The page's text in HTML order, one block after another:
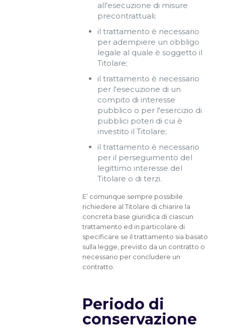
all'esecuzione di misure
precontrattuali;
il trattamento è necessario
per adempiere un obbligo
legale al quale è soggetto il
Titolare;
il trattamento è necessario
per l'esecuzione di un
compito di interesse
pubblico o per l'esercizio di
pubblici poteri di cui è
investito il Titolare;
il trattamento è necessario
per il perseguimento del
legittimo interesse del
Titolare o di terzi.
E’ comunque sempre possibile
richiedere al Titolare di chiarire la
concreta base giuridica di ciascun
trattamento ed in particolare di
specificare se il trattamento sia basato
sulla legge, previsto da un contratto o
necessario per concludere un
contratto.
Periodo di
conservazione